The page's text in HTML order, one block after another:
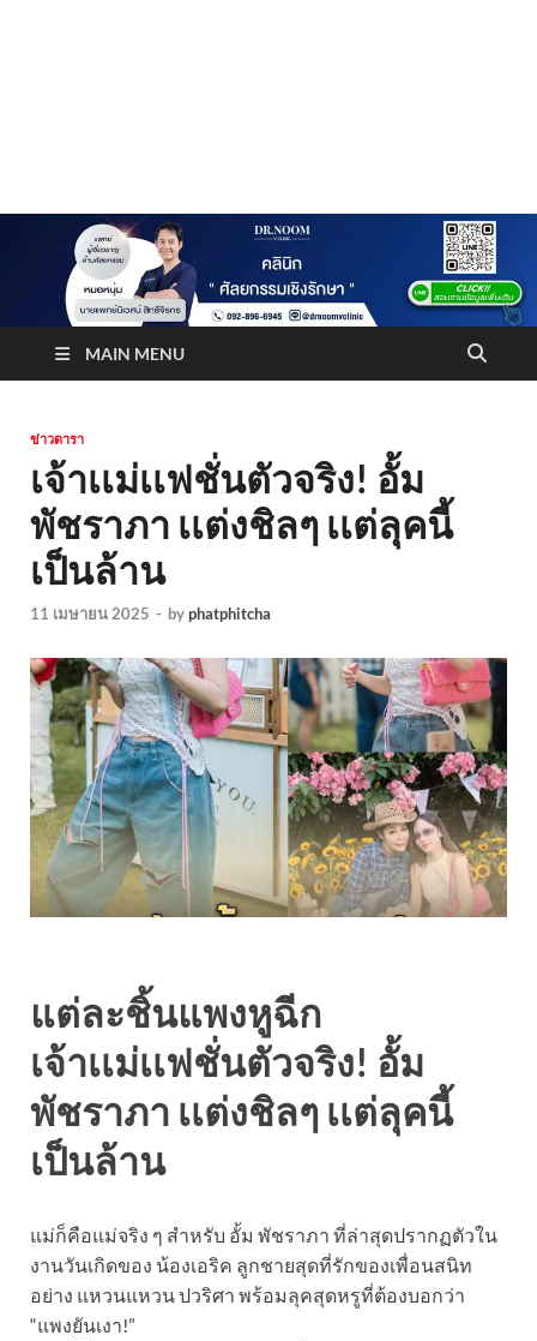
Truststoreonline
MAIN MENU
ข่าวดารา
เจ้าเเม่เเฟชั่นตัวจริง! อั้ม
พัชราภา เเต่งชิลๆ เเต่ลุคนี้
เป็นล้าน
11 เมษายน 2025 - byphatphitcha
แต่ละชิ้นแพงหูฉีก
เจ้าเเม่เเฟชั่นตัวจริง! อั้ม
พัชราภา เเต่งชิลๆ เเต่ลุคนี้
เป็นล้าน
แม่ก็คือแม่จริง ๆ สำหรับ อั้ม พัชราภา ที่ล่าสุดปรากฏตัวใน
งานวันเกิดของ น้องเอริค ลูกชายสุดที่รักของเพื่อนสนิท
อย่าง แหวนแหวน ปวริศา พร้อมลุคสุดหรูที่ต้องบอกว่า
“แพงยันเงา!”